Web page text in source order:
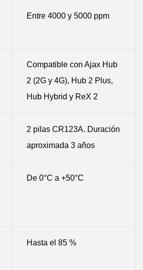
Entre 4000 y 5000 ppm
Compatible con Ajax Hub
2 (2G y 4G), Hub 2 Plus,
Hub Hybrid y ReX 2
2 pilas CR123A. Duración
aproximada 3 años
De 0°C a +50°C
Hasta el 85 %